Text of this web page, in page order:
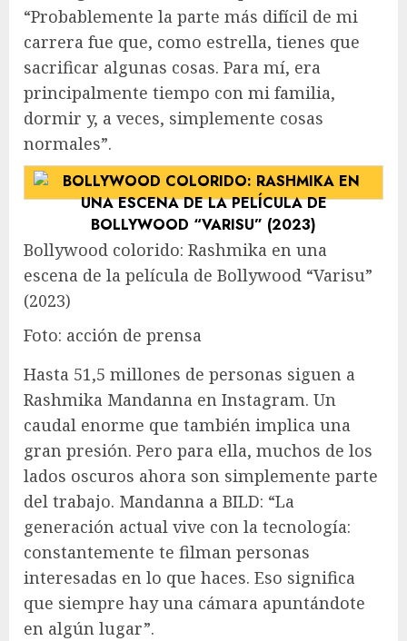
“Probablemente la parte más difícil de mi
carrera fue que, como estrella, tienes que
sacrificar algunas cosas. Para mí, era
principalmente tiempo con mi familia,
dormir y, a veces, simplemente cosas
normales”.
Bollywood colorido: Rashmika en una
escena de la película de Bollywood “Varisu”
(2023)
Foto: acción de prensa
Hasta 51,5 millones de personas siguen a
Rashmika Mandanna en Instagram. Un
caudal enorme que también implica una
gran presión. Pero para ella, muchos de los
lados oscuros ahora son simplemente parte
del trabajo. Mandanna a BILD: “La
generación actual vive con la tecnología:
constantemente te filman personas
interesadas en lo que haces. Eso significa
que siempre hay una cámara apuntándote
en algún lugar”.